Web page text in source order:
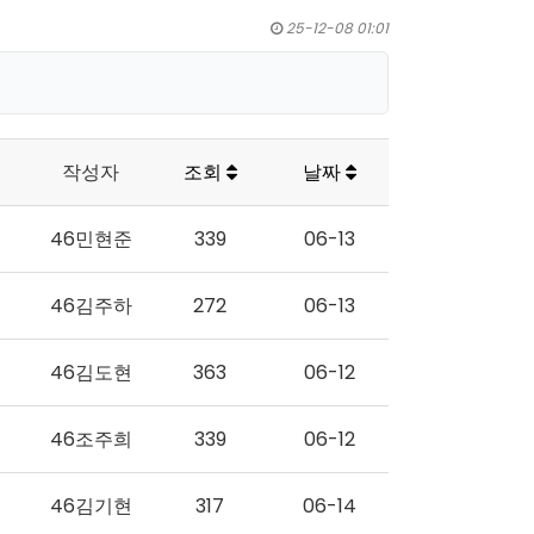
25-12-08 01:01
작성자 조회 날짜
46민현준 339 06-13
46김주하 272 06-13
46김도현 363 06-12
46조주희 339 06-12
46김기현 317 06-14